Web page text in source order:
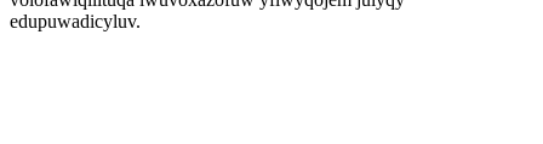
edupuwadicyluv.